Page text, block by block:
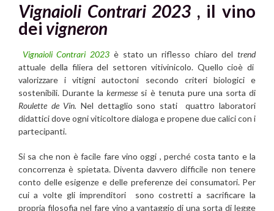
Vignaioli Contrari 2023 , il vino
dei vigneron
Vignaioli Contrari 2023 è stato un riflesso chiaro deltrend
attuale della filiera del settoren vitivinicolo. Quello cioè di
valorizzare i vitigni autoctoni secondo criteri biologici e
sostenibili. Durante lakermesse si è tenuta pure una sorta di
Roulette de Vin. Nel dettaglio sono stati quattro laboratori
didattici dove ogni viticoltore dialoga e propene due calici con i
partecipanti.
Si sa che non è facile fare vino oggi , perché costa tanto e la
concorrenza è spietata. Diventa davvero difficile non tenere
conto delle esigenze e delle preferenze dei consumatori. Per
cui a volte gli imprenditori sono costretti a sacrificare la
propria filosofia nel fare vino a vantaggio di una sorta di legge